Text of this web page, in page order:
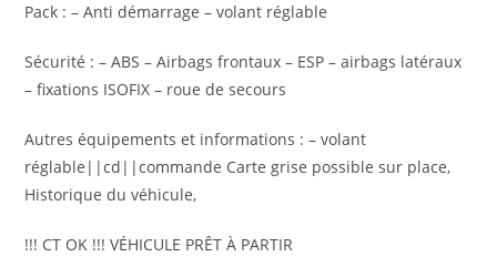
Pack : – Anti démarrage – volant réglable
Sécurité : – ABS – Airbags frontaux – ESP – airbags latéraux
– fixations ISOFIX – roue de secours
Autres équipements et informations : – volant
réglable||cd||commande Carte grise possible sur place,
Historique du véhicule,
!!! CT OK !!! VÉHICULE PRÊT À PARTIR